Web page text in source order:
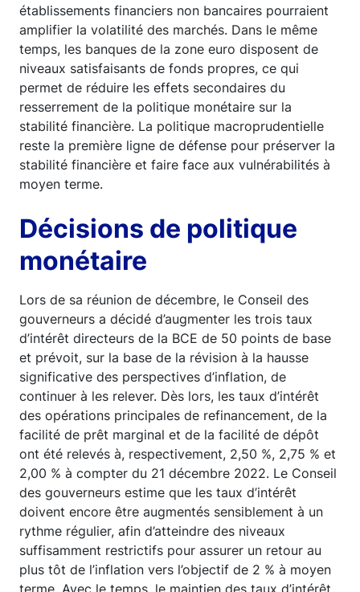
établissements financiers non bancaires pourraient
amplifier la volatilité des marchés. Dans le même
temps, les banques de la zone euro disposent de
niveaux satisfaisants de fonds propres, ce qui
permet de réduire les effets secondaires du
resserrement de la politique monétaire sur la
stabilité financière. La politique macroprudentielle
reste la première ligne de défense pour préserver la
stabilité financière et faire face aux vulnérabilités à
moyen terme.
Décisions de politique
monétaire
Lors de sa réunion de décembre, le Conseil des
gouverneurs a décidé d’augmenter les trois taux
d’intérêt directeurs de la BCE de 50 points de base
et prévoit, sur la base de la révision à la hausse
significative des perspectives d’inflation, de
continuer à les relever. Dès lors, les taux d’intérêt
des opérations principales de refinancement, de la
facilité de prêt marginal et de la facilité de dépôt
ont été relevés à, respectivement, 2,50 %, 2,75 % et
2,00 % à compter du 21 décembre 2022. Le Conseil
des gouverneurs estime que les taux d’intérêt
doivent encore être augmentés sensiblement à un
rythme régulier, afin d’atteindre des niveaux
suffisamment restrictifs pour assurer un retour au
plus tôt de l’inflation vers l’objectif de 2 % à moyen
terme. Avec le temps, le maintien des taux d’intérêt